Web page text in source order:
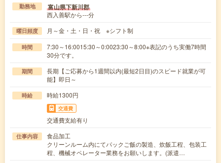
勤務地 富山県下新川郡
西入善駅から---分
曜日頻度 月～金・土・日・祝 ※シフト制
時間
7:30～16:0015:30～0:0023:30～8:00※表記のうち実働7時間
30分です。
期間
長期【ご応募から1週間以内(最短2日目)のスピード就業が可
能】即日～
時給 時給1300円
交通費
交通費支給有り
仕事内容
食品加工
クリーンルーム内にてパックご飯の製造、炊飯工程、包装工
程、機械オペレーター業務をお願いします。(派遣…